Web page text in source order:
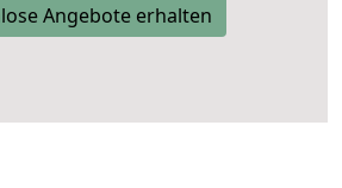
Angebote erhalten